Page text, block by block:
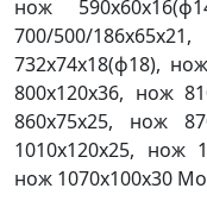
нож
700/500/
732х74х18(ф18),
800х120х36, нож
860х75х25, нож
1010х120х25, нож
нож 1070х100х30